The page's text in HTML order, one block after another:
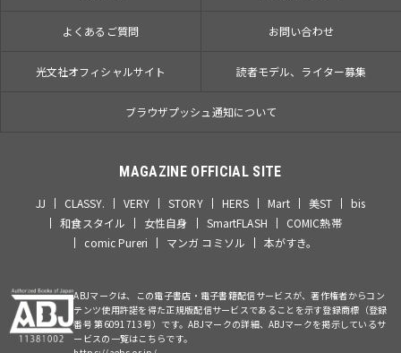
よくあるご質問 お問い合わせ
光文社オフィシャルサイト 読者モデル、ライター募集
ブラウザプッシュ通知について
MAGAZINE OFFICIAL SITE
JJ CLASSY. VERY STORY HERS Mart 美ST
bis
和食スタイル
女性自身 SmartFLASH
COMIC熱帯
comic Pureri
マンガ コミソル 本がすき。
ABJマークは、この電子書店・電子書籍配信サービスが、著作権者からコン
テンツ使用許諾を得た正規版配信サービスであることを示す登録商標（登録
番号 第6091713号）です。ABJマークの詳細、ABJマークを掲示しているサ
ービスの一覧はこちらです。